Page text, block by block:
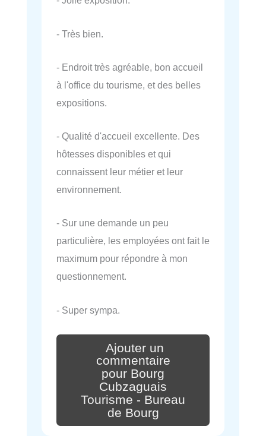
- Très bien.
- Endroit très agréable, bon accueil
à l'office du tourisme, et des belles
expositions.
- Qualité d'accueil excellente. Des
hôtesses disponibles et qui
connaissent leur métier et leur
environnement.
- Sur une demande un peu
particulière, les employées ont fait le
maximum pour répondre à mon
questionnement.
- Super sympa.
Ajouter un
commentaire
pour Bourg
Cubzaguais
Tourisme - Bureau
de Bourg